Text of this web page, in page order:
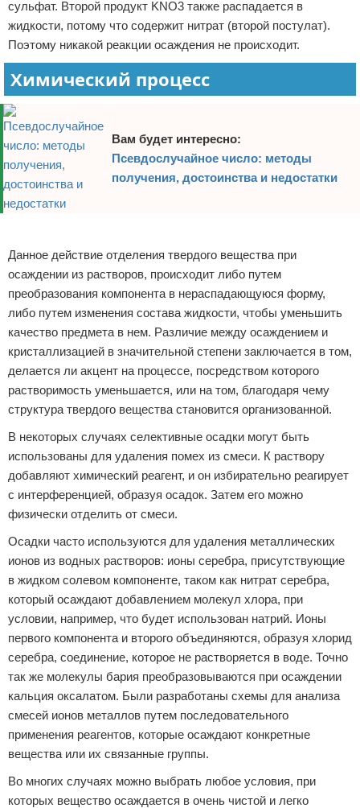
сульфат. Второй продукт KNO3 также распадается в
жидкости, потому что содержит нитрат (второй постулат).
Поэтому никакой реакции осаждения не происходит.
Химический процесс
Вам будет интересно:
Псевдослучайное число: методы
получения, достоинства и недостатки
Данное действие отделения твердого вещества при
осаждении из растворов, происходит либо путем
преобразования компонента в нераспадающуюся форму,
либо путем изменения состава жидкости, чтобы уменьшить
качество предмета в нем. Различие между осаждением и
кристаллизацией в значительной степени заключается в том,
делается ли акцент на процессе, посредством которого
растворимость уменьшается, или на том, благодаря чему
структура твердого вещества становится организованной.
В некоторых случаях селективные осадки могут быть
использованы для удаления помех из смеси. К раствору
добавляют химический реагент, и он избирательно реагирует
с интерференцией, образуя осадок. Затем его можно
физически отделить от смеси.
Осадки часто используются для удаления металлических
ионов из водных растворов: ионы серебра, присутствующие
в жидком солевом компоненте, таком как нитрат серебра,
который осаждают добавлением молекул хлора, при
условии, например, что будет использован натрий. Ионы
первого компонента и второго объединяются, образуя хлорид
серебра, соединение, которое не растворяется в воде. Точно
так же молекулы бария преобразовываются при осаждении
кальция оксалатом. Были разработаны схемы для анализа
смесей ионов металлов путем последовательного
применения реагентов, которые осаждают конкретные
вещества или их связанные группы.
Во многих случаях можно выбрать любое условия, при
которых вещество осаждается в очень чистой и легко